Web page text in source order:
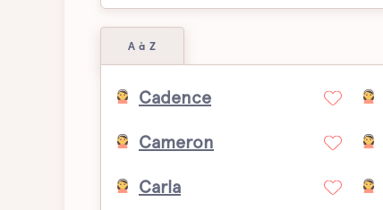
A à Z
Cadence
Cameron
Carla
Garçon